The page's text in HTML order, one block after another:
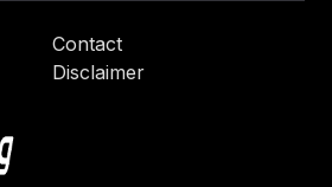
Contact
Disclaimer